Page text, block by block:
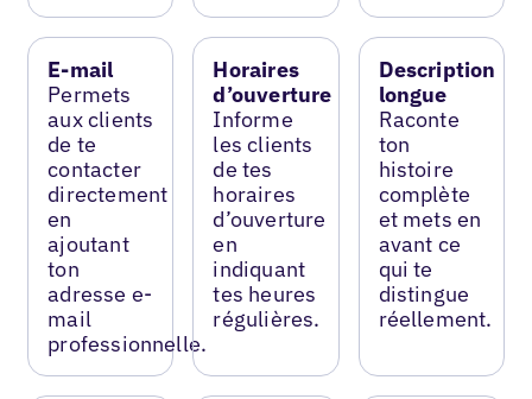
E-mail
Permets
aux clients
de te
contacter
directement
en
ajoutant
ton
adresse e-
mail
professionnelle.
Horaires
d’ouverture
Informe
les clients
de tes
horaires
d’ouverture
en
indiquant
tes heures
régulières.
Description
longue
Raconte
ton
histoire
complète
et mets en
avant ce
qui te
distingue
réellement.